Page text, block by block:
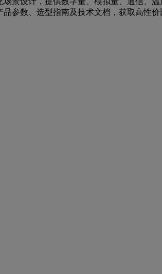
参数、选型指南及技术文档，获取高性价